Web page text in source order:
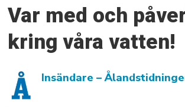
Var med och
kring våra vatten!
Insändare –